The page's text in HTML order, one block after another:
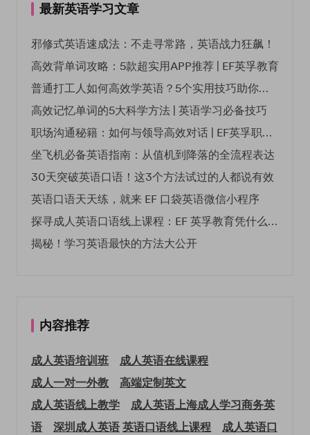
最新英语学习文章
邪修式英语速成法：不走寻常路，英语战力狂飙！
高效背单词攻略：5款超实用APP推荐 | EF英孚教育
普通打工人如何高效学英语？5个实用技巧助你突破职场瓶颈
高效记忆单词的5大科学方法 | 英语学习必备技巧
职场沟通秘籍：如何与领导高效对话 | EF英孚职场指南
坐飞机必备英语指南：从值机到降落的全流程表达
30天突破英语口语！这3个方法试过的人都说有效
英语口语天天练，就来 EF 口袋英语微信小程序
探寻成人英语口语线上课程：EF 英孚教育凭什么领航
揭秘！学习英语最快的方法大公开
内容推荐
成人英语培训班
成人英语在线课程
成人一对一外教
高端定制英文
成人英语线上教学
成人英语上海成人学习商务英
语
深圳成人英语英语口语线上课程
成人英语口